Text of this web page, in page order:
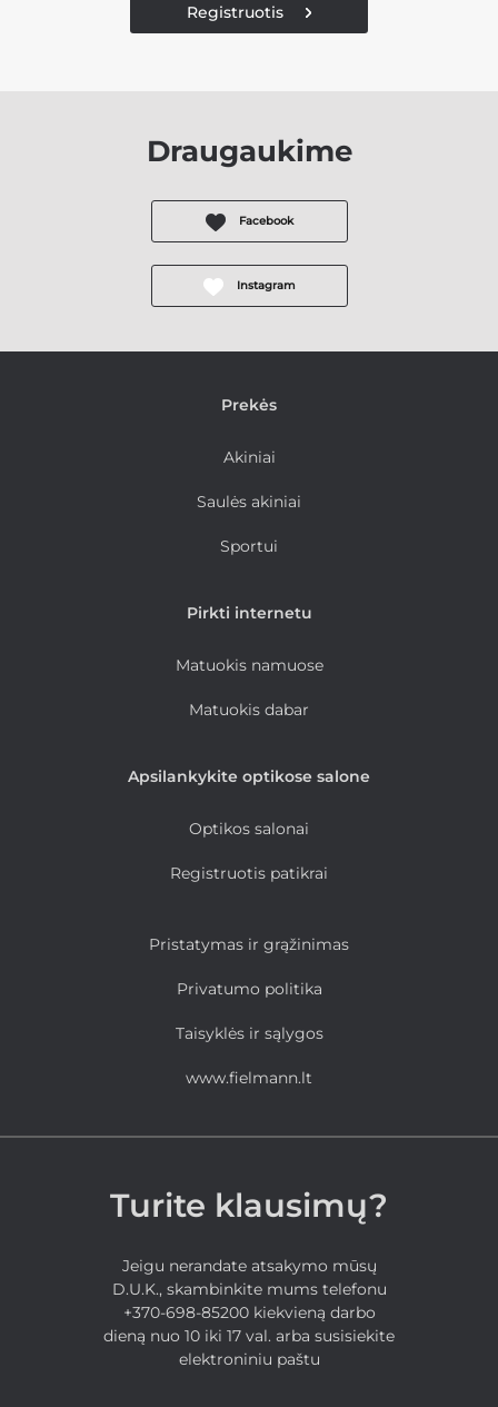
Registruotis
Draugaukime
Facebook
Instagram
Prekės
Akiniai
Saulės akiniai
Sportui
Pirkti internetu
Matuokis namuose
Matuokis dabar
Apsilankykite optikose salone
Optikos salonai
Registruotis patikrai
Pristatymas ir grąžinimas
Privatumo politika
Taisyklės ir sąlygos
www.fielmann.lt
Turite klausimų?
Jeigu nerandate atsakymo mūsų
D.U.K., skambinkite mums telefonu
+370-698-85200 kiekvieną darbo
dieną nuo 10 iki 17 val. arba susisiekite
elektroniniu paštu